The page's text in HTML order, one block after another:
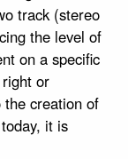
track (stereo
the level of
on a specific
or
the creation of
it is